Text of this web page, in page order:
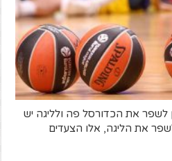
לשפר את הכדורסל פה ולליגה יש
את הליגה, אלו הצעדים